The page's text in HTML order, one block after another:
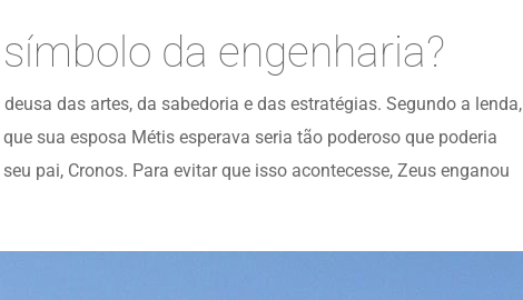
da engenharia?
das artes, da sabedoria e das estratégias. Segundo a lenda,
sua esposa Métis esperava seria tão poderoso que poderia
pai, Cronos. Para evitar que isso acontecesse, Zeus enganou